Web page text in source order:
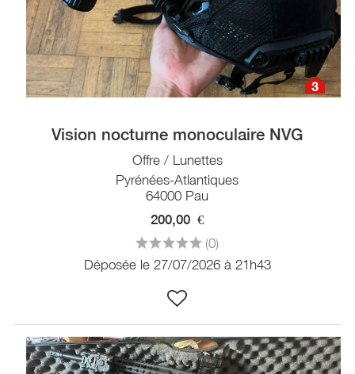
3
Vision nocturne monoculaire NVG
Offre / Lunettes
Pyrénées-Atlantiques
64000 Pau
200,00 €
(0)
Déposée le 27/07/2026 à 21h43